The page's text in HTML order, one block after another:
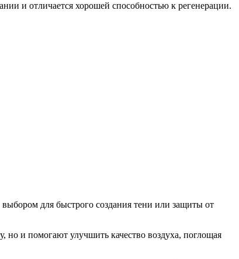
и отличается хорошей способностью к регенерации.
для быстрого создания тени или защиты от
но и помогают улучшить качество воздуха, поглощая